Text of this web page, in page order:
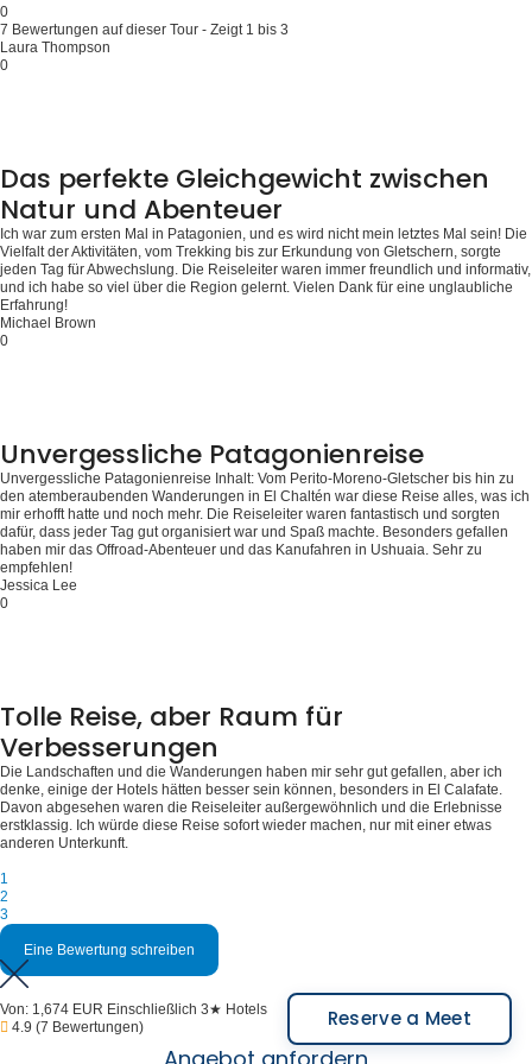
0
7 Bewertungen auf dieser Tour - Zeigt 1 bis 3
Laura Thompson
0
Das perfekte Gleichgewicht zwischen
Natur und Abenteuer
Ich war zum ersten Mal in Patagonien, und es wird nicht mein letztes Mal sein! Die
Vielfalt der Aktivitäten, vom Trekking bis zur Erkundung von Gletschern, sorgte
jeden Tag für Abwechslung. Die Reiseleiter waren immer freundlich und informativ,
und ich habe so viel über die Region gelernt. Vielen Dank für eine unglaubliche
Erfahrung!
Michael Brown
0
Unvergessliche Patagonienreise
Unvergessliche Patagonienreise Inhalt: Vom Perito-Moreno-Gletscher bis hin zu
den atemberaubenden Wanderungen in El Chaltén war diese Reise alles, was ich
mir erhofft hatte und noch mehr. Die Reiseleiter waren fantastisch und sorgten
dafür, dass jeder Tag gut organisiert war und Spaß machte. Besonders gefallen
haben mir das Offroad-Abenteuer und das Kanufahren in Ushuaia. Sehr zu
empfehlen!
Jessica Lee
0
Tolle Reise, aber Raum für
Verbesserungen
Die Landschaften und die Wanderungen haben mir sehr gut gefallen, aber ich
denke, einige der Hotels hätten besser sein können, besonders in El Calafate.
Davon abgesehen waren die Reiseleiter außergewöhnlich und die Erlebnisse
erstklassig. Ich würde diese Reise sofort wieder machen, nur mit einer etwas
anderen Unterkunft.
1
2
3
Eine Bewertung schreiben
Von: 1,674 EUR Einschließlich 3★ Hotels
4.9 (7 Bewertungen) Reserve a Meet
Angebot anfordern